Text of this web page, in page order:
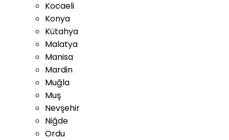
Kocaeli
Konya
Kütahya
Malatya
Manisa
Mardin
Muğla
Muş
Nevşehir
Niğde
Ordu